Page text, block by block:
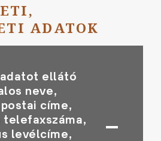
ADATOK
ellátó
neve,
címe,
levélcíme,